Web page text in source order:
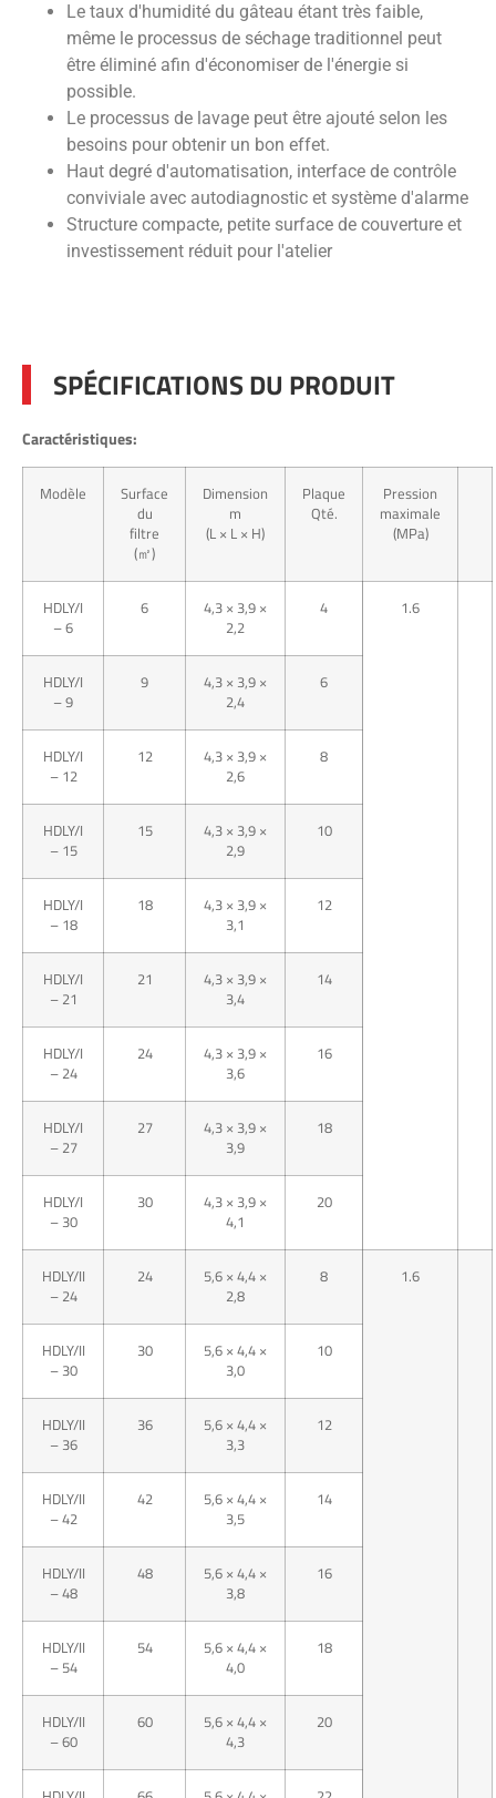
Le taux d'humidité du gâteau étant très faible,
même le processus de séchage traditionnel peut
être éliminé afin d'économiser de l'énergie si
possible.
Le processus de lavage peut être ajouté selon les
besoins pour obtenir un bon effet.
Haut degré d'automatisation, interface de contrôle
conviviale avec autodiagnostic et système d'alarme
Structure compacte, petite surface de couverture et
investissement réduit pour l'atelier
SPÉCIFICATIONS DU PRODUIT
Caractéristiques:
Modèle
Surface
du
filtre
(㎡)
Dimension
m
(L × L × H)
Plaque
Qté.
Pression
maximale
(MPa)
HDLY/I
– 6
6
4,3 × 3,9 ×
2,2
4 1.6
HDLY/I
– 9
9
4,3 × 3,9 ×
2,4
6
HDLY/I
– 12
12
4,3 × 3,9 ×
2,6
8
HDLY/I
– 15
15
4,3 × 3,9 ×
2,9
10
HDLY/I
– 18
18
4,3 × 3,9 ×
3,1
12
HDLY/I
– 21
21
4,3 × 3,9 ×
3,4
14
HDLY/I
– 24
24
4,3 × 3,9 ×
3,6
16
HDLY/I
– 27
27
4,3 × 3,9 ×
3,9
18
HDLY/I
– 30
30
4,3 × 3,9 ×
4,1
20
HDLY/II
– 24
24
5,6 × 4,4 ×
2,8
8 1.6
HDLY/II
– 30
30
5,6 × 4,4 ×
3,0
10
HDLY/II
– 36
36
5,6 × 4,4 ×
3,3
12
HDLY/II
– 42
42
5,6 × 4,4 ×
3,5
14
HDLY/II
– 48
48
5,6 × 4,4 ×
3,8
16
HDLY/II
– 54
54
5,6 × 4,4 ×
4,0
18
HDLY/II
– 60
60
5,6 × 4,4 ×
4,3
20